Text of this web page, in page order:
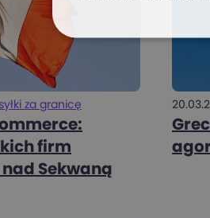
za granicę
firm
Sekwaną